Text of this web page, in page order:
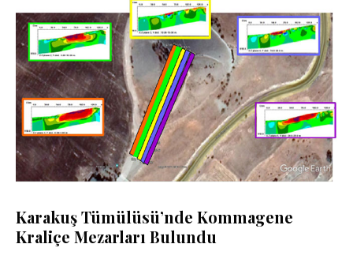
Karakuş Tümülüsü’nde Kommagene
Kraliçe Mezarları Bulundu